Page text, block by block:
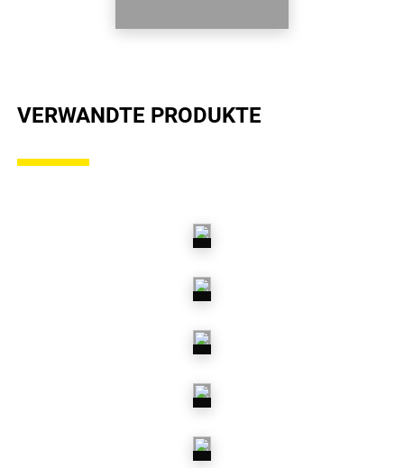
VERWANDTE PRODUKTE
RINGE
SENSOREN
UND BACKEN